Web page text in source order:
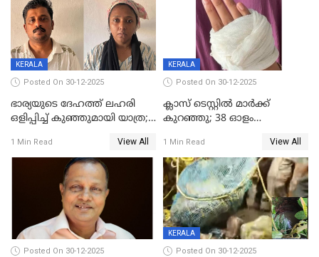
KERALA
Posted On 30-12-2025
ഭാര്യയുടെ ദേഹത്ത് ലഹരി
ഒളിപ്പിച്ച് കുഞ്ഞുമായി യാത്ര;
പിടികൂടി പൊലീസ്
1 Min Read View All
KERALA
Posted On 30-12-2025
ക്ലാസ് ടെസ്റ്റിൽ മാർക്ക്
കുറഞ്ഞു; 38 ഓളം
സെന്ററിലെ അധ്യാപകന്‍
മർദിച്ചതായി പരാതി
1 Min Read View All
Posted On 30-12-2025
KERALA
Posted On 30-12-2025